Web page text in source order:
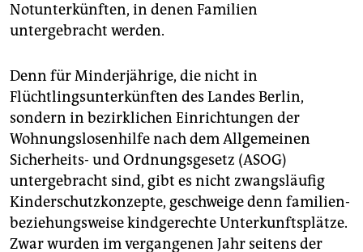
Notunterkünften, in denen Familien
untergebracht werden.
Denn für Minderjährige, die nicht in
Flüchtlingsunterkünften des Landes Berlin,
sondern in bezirklichen Einrichtungen der
Wohnungslosenhilfe nach dem Allgemeinen
Sicherheits- und Ordnungsgesetz (ASOG)
untergebracht sind, gibt es nicht zwangsläufig
Kinderschutzkonzepte, geschweige denn familien-
beziehungsweise kindgerechte Unterkunftsplätze.
Zwar wurden im vergangenen Jahr seitens der